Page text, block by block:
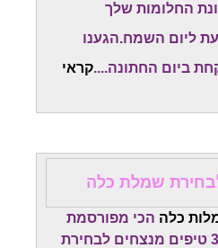
החלומות שלך
ליום השמח.הגענו
קראי
כלה הכי מפורסמת
במדינה ריכזה עבורך 3 טיפים מנצחים לבחירת